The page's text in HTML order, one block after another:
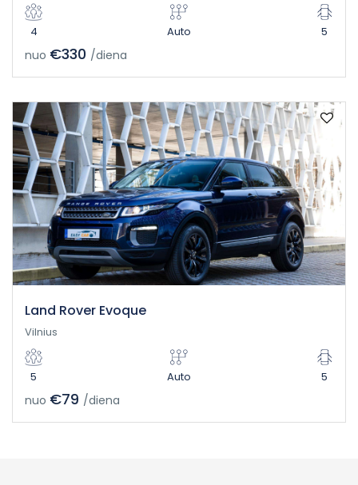
4 Auto 5
nuo €330 /diena
Land Rover Evoque
Vilnius
5 Auto 5
nuo €79 /diena